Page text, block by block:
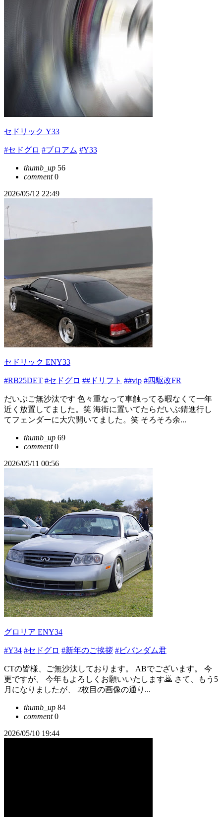
セドリック Y33
#セドグロ #ブロアム #Y33
thumb_up 56
comment0
2026/05/12 22:49
セドリック ENY33
#RB25DET #セドグロ ##ドリフト ##vip #四駆改FR
だいぶご無沙汰です 色々重なって車触ってる暇なくて一年
近く放置してました。笑 海街に置いてたらだいぶ錆進行し
てフェンダーに大穴開いてました。笑 そろそろ余...
thumb_up 69
comment0
2026/05/11 00:56
グロリア ENY34
#Y34 #セドグロ #新年のご挨拶 #ビバンダム君
CTの皆様、ご無沙汰しております。 ABでございます。 今
更ですが、 今年もよろしくお願いいたします🙇 さて、もう5
月になりましたが、 2枚目の画像の通り...
thumb_up 84
comment0
2026/05/10 19:44